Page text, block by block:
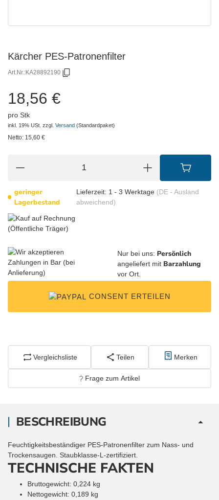
Kärcher PES-Patronenfilter
Art.Nr.:KA28892190
18,56 €
pro Stk
inkl. 19% USt. zzgl. Versand (Standardpaket)
Netto: 15,60 €
geringer
Lagerbestand
Lieferzeit: 1 - 3 Werktage (DE - Ausland
abweichend)
Nur bei uns: Persönlich
angeliefert mit Barzahlung
vor Ort.
CONSENT ERTEILEN
Vergleichsliste Teilen Merken
Frage zum Artikel
BESCHREIBUNG
Feuchtigkeitsbeständiger PES-Patronenfilter zum Nass- und
Trockensaugen. Staubklasse-L-zertifiziert.
TECHNISCHE FAKTEN
Bruttogewicht: 0,224 kg
Nettogewicht: 0,189 kg